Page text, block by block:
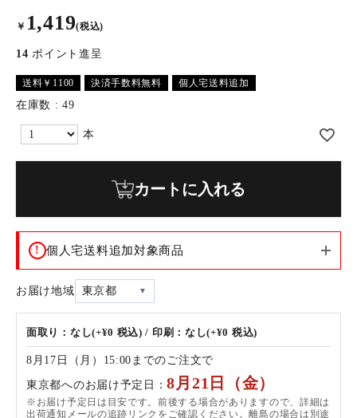
￥ 1,419(税込)
14 ポイント進呈
送料￥1100 決済手数料無料 個人宅送料追加
在庫数 49
カートに入れる
! 個人宅送料追加対象商品
お届け地域 東京都
面取り：なし(+¥0 税込) / 印刷：なし(+¥0 税込)
8月17日（月）15:00までのご注文で
東京都へのお届け予定日：8月21日（金）
※お届け予定日は目安です。前後する場合がありますので、詳細は
出荷通知メールの追跡リンクをご確認ください。離島の場合は別途